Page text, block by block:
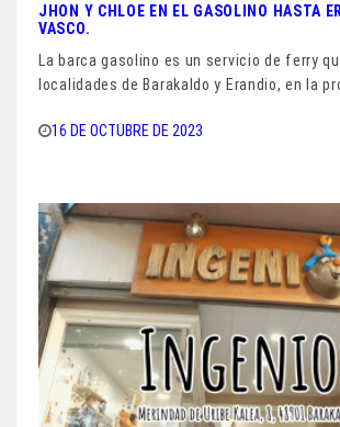
JHON Y CHLOE EN EL GASOLINO HASTA
VASCO.
La barca gasolino es un servicio de ferry
localidades de Barakaldo y Erandio, en la
16 DE OCTUBRE DE 2023